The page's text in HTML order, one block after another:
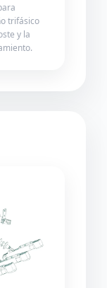
trifásico
y la